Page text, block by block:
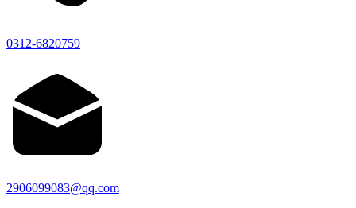
0312-6820759
2906099083@qq.com